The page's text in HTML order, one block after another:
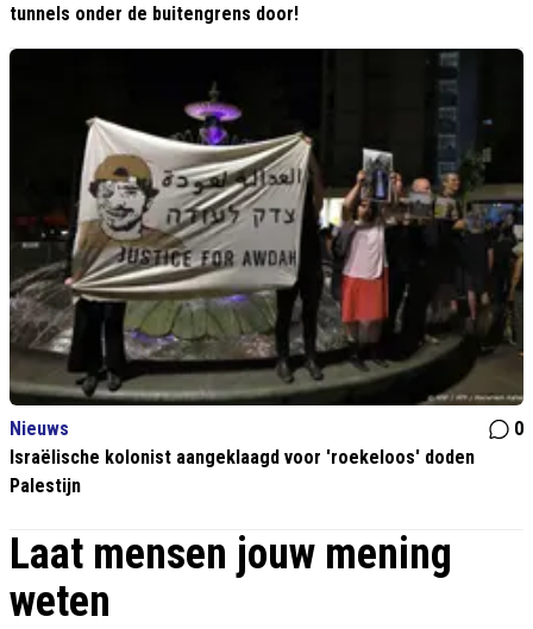
tunnels onder de buitengrens door!
Nieuws
0
Israëlische kolonist aangeklaagd voor 'roekeloos' doden
Palestijn
Laat mensen jouw mening
weten